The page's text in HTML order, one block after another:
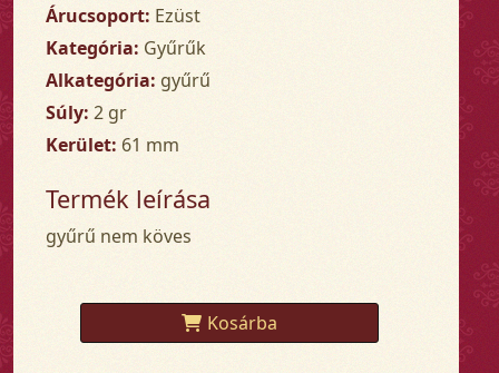
Árucsoport: Ezüst
Kategória: Gyűrűk
Alkategória: gyűrű
Súly: 2 gr
Kerület: 61 mm
Termék leírása
gyűrű nem köves
Kosárba